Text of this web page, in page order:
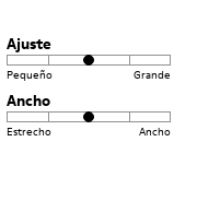
Ajuste
Pequeño Grande
Ancho
Estrecho Ancho